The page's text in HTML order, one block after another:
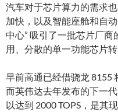
汽车对于芯片算力的需求
加快，以及智能座舱和自
中心” 吸引了一批芯片厂
用、分散的单一功能芯片转
早前高通已经借骁龙 8155
而英伟达去年发布的下一
以达到 2000 TOPS，是其